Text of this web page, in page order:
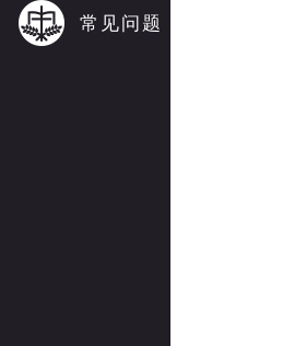
常见问题